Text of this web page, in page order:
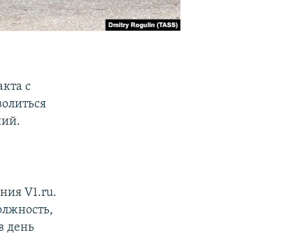
с
V1.ru.
день